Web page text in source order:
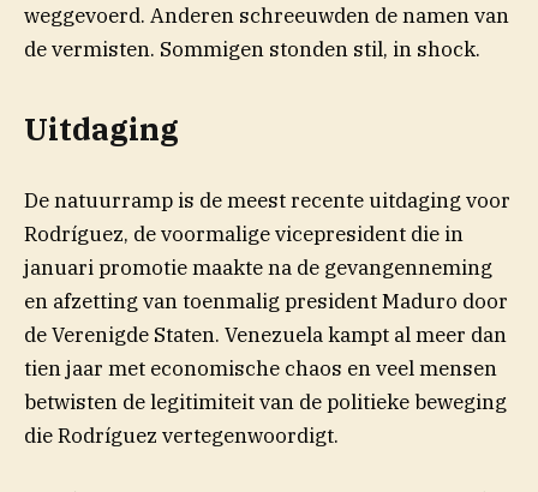
weggevoerd. Anderen schreeuwden de namen van
de vermisten. Sommigen stonden stil, in shock.
Uitdaging
De natuurramp is de meest recente uitdaging voor
Rodríguez, de voormalige vicepresident die in
januari promotie maakte na de gevangenneming
en afzetting van toenmalig president Maduro door
de Verenigde Staten. Venezuela kampt al meer dan
tien jaar met economische chaos en veel mensen
betwisten de legitimiteit van de politieke beweging
die Rodríguez vertegenwoordigt.